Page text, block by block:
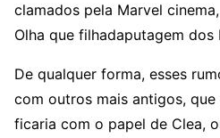
clamados pela Marvel
Olha que filhadaputagem dos
De qualquer forma, esses
com outros mais antigos,
ficaria com o papel de Clea,